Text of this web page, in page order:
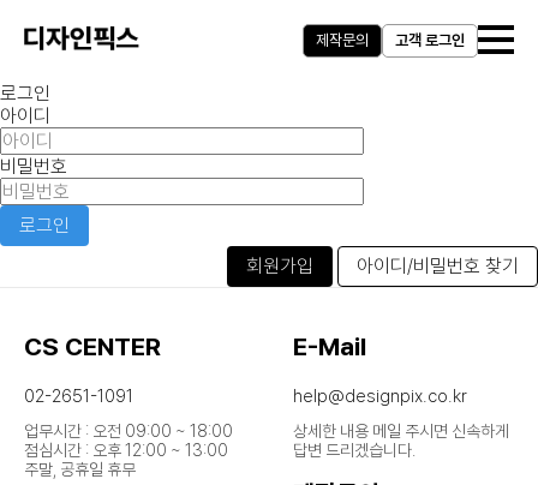
제작문의 고객 로그인
로그인
아이디
비밀번호
로그인
회원가입
아이디/비밀번호 찾기
CS CENTER
02-2651-1091
업무시간 : 오전 09:00 ~ 18:00
점심시간 : 오후 12:00 ~ 13:00
주말, 공휴일 휴무
E-Mail
help@designpix.co.kr
상세한 내용 메일 주시면 신속하게
답변 드리겠습니다.